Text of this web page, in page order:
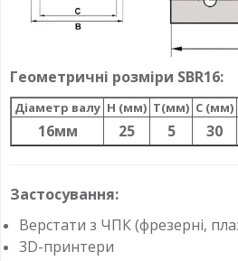
Геометричні розміри SBR16:
Діаметр валу H (мм) T(мм) C (мм)
16мм 25 5 30
Застосування:
Верстати з ЧПК (фрезерні,
3D-принтери